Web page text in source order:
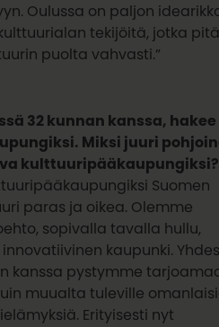
Oulussa on paljon
tekijöitä, jotka
puolta vahvasti.”
32 kunnan kanssa, hakee
Miksi juuri
kulttuuripääkaupungiksi?
Suomen
paras ja oikea. Olemme
sopivalla tavalla hullu,
kaupunki.
kanssa pystymme
muualta tuleville
Erityisesti nyt